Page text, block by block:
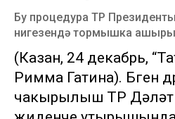
Бу процедура ТР
нигезендә тормышка
(Казан, 24 декабрь,
Римма Гатина). Бүген
чакырылыш ТР